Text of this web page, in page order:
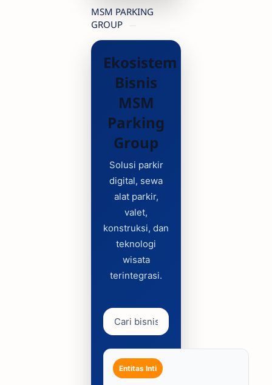
MSM PARKING
GROUP
Ekosistem
Bisnis
MSM
Parking
Group
Solusi parkir
digital, sewa
alat parkir,
valet,
konstruksi, dan
teknologi
wisata
terintegrasi.
Entitas Inti